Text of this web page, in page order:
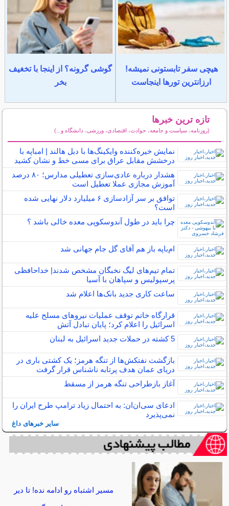
هیچی سفر تابستونی نمیشه!
ارزانترین تورها اینجاست
گوشی گرونه؟ از اینجا با تخغیف
بخر
تازه ترین خبرها
(روزنامه، سیاست و جامعه، حوادث، اقتصادی، ورزشی، دانشگاه و...)
نمایش خیره‌کننده وایکینگ‌ها با دبل هالند | امباپه با
درخشش مقابل عراق برای مسی خط و نشان کشید
هشدار درباره عادی‌سازی تعطیلی مدارس؛ ۸۰ درصد
آموزش مجازی عملا تعطیل است
توافق بر سر آزادسازی ۶ میلیارد دلار نهایی شده
است؟
چرا باید در طول آندوسکوپی معده خالی باشد ؟
ام‌باپه باز هم آقای گل جام جهانی شد
تمام تیم‌های لیگ نخبگان مشخص شدند| خداحافظی
پرسپولیس و سپاهان با آسیا
ساعت کاری جدید بانک‌‌ها اعلام شد
قرارگاه خاتم‌ توقف عملیات نیروهای مسلح علیه
اسرائیل را اعلام کرد؛ پایان تبادل آتش
5 کشته در حملات جدید اسرائیل به لبنان
بازگشت نفتکش‌ها از تنگه هرمز؛ یک کشتی باری در
دریای عمان هدف پرتابه ناشناس قرار گرفت
آغاز بازطراحی تنگه هرمز از مسقط
ادعای سی‌ان‌ان: به احتمال زیاد ترامپ طرح ایران را
نمی‌پذیرد
سایر خبرهای داغ
مسیر اشتباه رو ادامه نده! تا دیر